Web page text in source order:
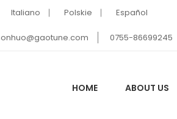
Italiano Polskie Español
0755-86699245
HOME ABOUT US